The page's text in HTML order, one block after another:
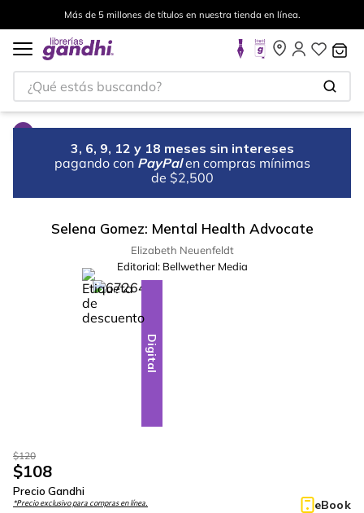
Más de 5 millones de títulos en nuestra tienda en línea.
¿Qué estás buscando?
3, 6, 9, 12 y 18 meses sin intereses
pagando con PayPal en compras mínimas
de $2,500
Selena Gomez: Mental Health Advocate
Elizabeth Neuenfeldt
Editorial: Bellwether Media
-10%
Digital
$120
$108
Precio Gandhi
*Precio exclusivo para compras en línea. eBook